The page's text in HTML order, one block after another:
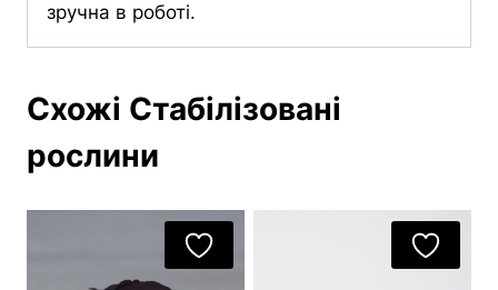
зручна в роботі.
Схожі Стабілізовані
рослини